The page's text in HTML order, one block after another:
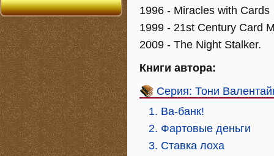
1996 - Miracles with Cards
1999 - 21st Century Card
2009 - The Night Stalker.
Книги автора:
Серия: Тони
1. Ва-банк!
2. Фартовые деньги
3. Ставка лоха